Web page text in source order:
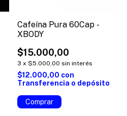
Cafeína Pura 60Cap -
XBODY
$15.000,00
3 x $5.000,00 sin interés
$12.000,00 con
Transferencia o depósito